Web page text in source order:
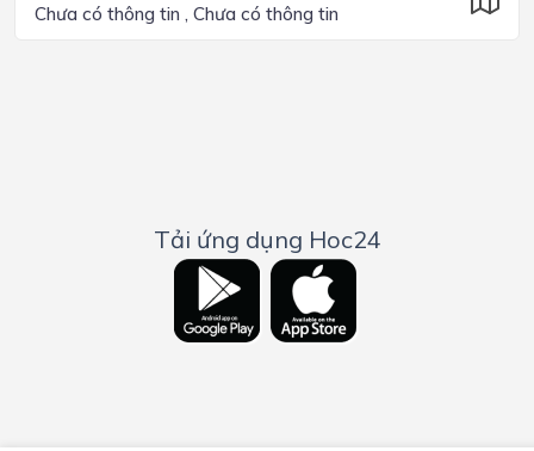
Chưa có thông tin , Chưa có thông tin
Tải ứng dụng Hoc24